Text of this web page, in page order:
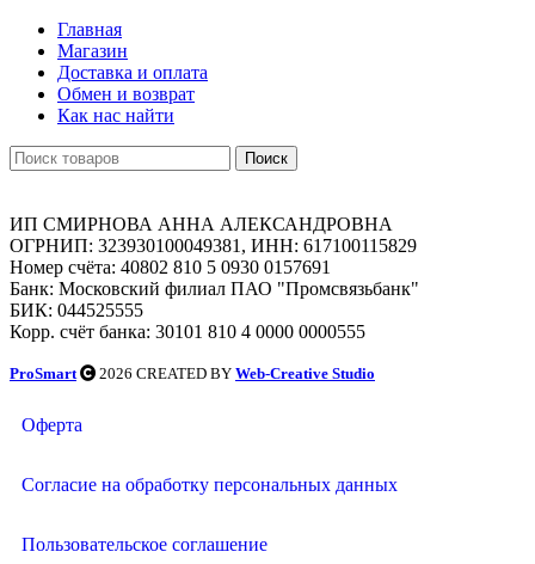
Главная
Магазин
Доставка и оплата
Обмен и возврат
Как нас найти
Поиск
ИП СМИРНОВА АННА АЛЕКСАНДРОВНА
ОГРНИП: 323930100049381, ИНН: 617100115829
Номер счёта: 40802 810 5 0930 0157691
Банк: Московский филиал ПАО "Промсвязьбанк"
БИК: 044525555
Корр. счёт банка: 30101 810 4 0000 0000555
ProSmart 2026 CREATED BY Web-Creative Studio
Оферта
Согласие на обработку персональных данных
Пользовательское соглашение